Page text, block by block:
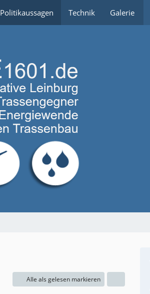
Politikaussagen Technik Galerie
Alle als gelesen markieren